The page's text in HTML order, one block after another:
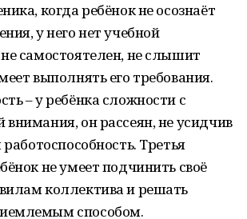
когда ребёнок не осознаёт
у него нет учебной
самостоятелен, не слышит
выполнять его требования.
– у ребёнка сложности с
внимания, он рассеян, не усидчив
работоспособность. Третья
не умеет подчинить своё
коллектива и решать
способом.